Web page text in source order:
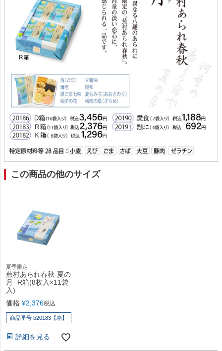
この商品の他のサイズ
夏季限定
蕪村あられ春秋-夏の
月- R箱(8枚入×11袋
入)
価格 ¥2,376税込
商品番号 b20183【箱】
詳細を見る